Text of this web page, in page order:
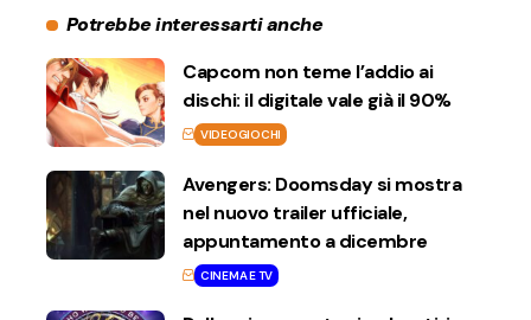
Potrebbe interessarti anche
Capcom non teme l’addio ai
dischi: il digitale vale già il 90%
VIDEOGIOCHI
Avengers: Doomsday si mostra
nel nuovo trailer ufficiale,
appuntamento a dicembre
CINEMA E TV